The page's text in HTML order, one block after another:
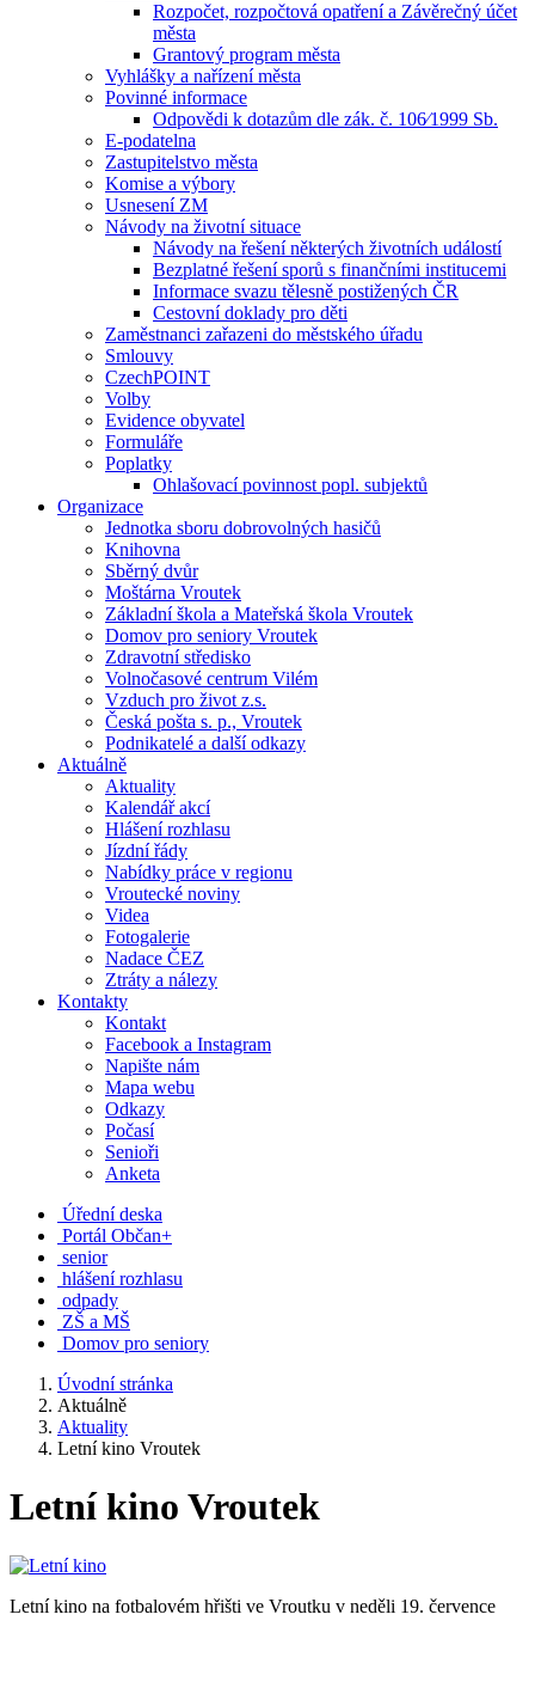
Rozpočet, rozpočtová opatření a Závěrečný účet
města
Grantový program města
Vyhlášky a nařízení města
Povinné informace
Odpovědi k dotazům dle zák. č. 106⁄1999 Sb.
E-podatelna
Zastupitelstvo města
Komise a výbory
Usnesení ZM
Návody na životní situace
Návody na řešení některých životních událostí
Bezplatné řešení sporů s finančními institucemi
Informace svazu tělesně postižených ČR
Cestovní doklady pro děti
Zaměstnanci zařazeni do městského úřadu
Smlouvy
CzechPOINT
Volby
Evidence obyvatel
Formuláře
Poplatky
Ohlašovací povinnost popl. subjektů
Organizace
Jednotka sboru dobrovolných hasičů
Knihovna
Sběrný dvůr
Moštárna Vroutek
Základní škola a Mateřská škola Vroutek
Domov pro seniory Vroutek
Zdravotní středisko
Volnočasové centrum Vilém
Vzduch pro život z.s.
Česká pošta s. p., Vroutek
Podnikatelé a další odkazy
Aktuálně
Aktuality
Kalendář akcí
Hlášení rozhlasu
Jízdní řády
Nabídky práce v regionu
Vroutecké noviny
Videa
Fotogalerie
Nadace ČEZ
Ztráty a nálezy
Kontakty
Kontakt
Facebook a Instagram
Napište nám
Mapa webu
Odkazy
Počasí
Senioři
Anketa
Úřední deska
Portál Občan+
senior
hlášení rozhlasu
odpady
ZŠ a MŠ
Domov pro seniory
Úvodní stránka
Aktuálně
Aktuality
Letní kino Vroutek
Letní kino Vroutek
Letní kino na fotbalovém hřišti ve Vroutku v neděli 19. července